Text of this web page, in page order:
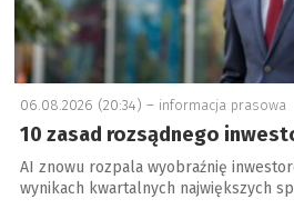
06.08.2026 (20:34) – informacja prasowa
10 zasad rozsądnego
AI znowu rozpala wyobraźnię
wynikach kwartalnych największych